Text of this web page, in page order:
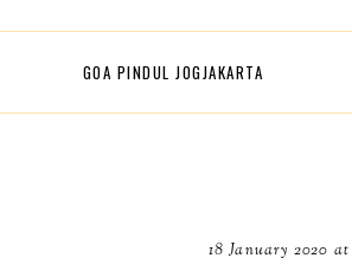
GOA PINDUL JOGJAKARTA
18 January 2020